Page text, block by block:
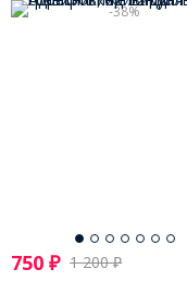
-38%
750 ₽ 1 200₽